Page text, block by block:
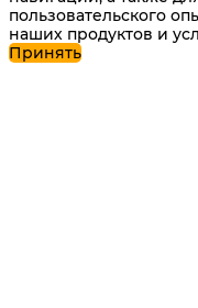
пользовательского
наших продуктов и
Принять